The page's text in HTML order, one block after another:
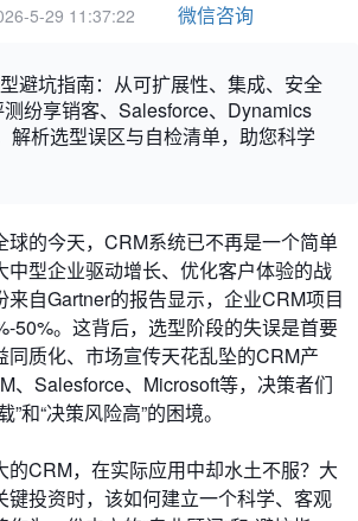
5-29 11:37:22 微信咨询
避坑指南：从可扩展性、集成、安全
纷享销客、Salesforce、Dynamics
解析选型误区与自检清单，助您科学
球的今天，CRM系统已不再是一个简单
中型企业驱动增长、优化客户体验的战
来自Gartner的报告显示，企业CRM项目
50%。这背后，选型阶段的失误是首要
同质化、市场宣传天花乱坠的CRM产
、Salesforce、Microsoft等，决策者们
和“决策风险高”的困境。
的CRM，在实际应用中却水土不服？大
键投资时，该如何建立一个科学、客观